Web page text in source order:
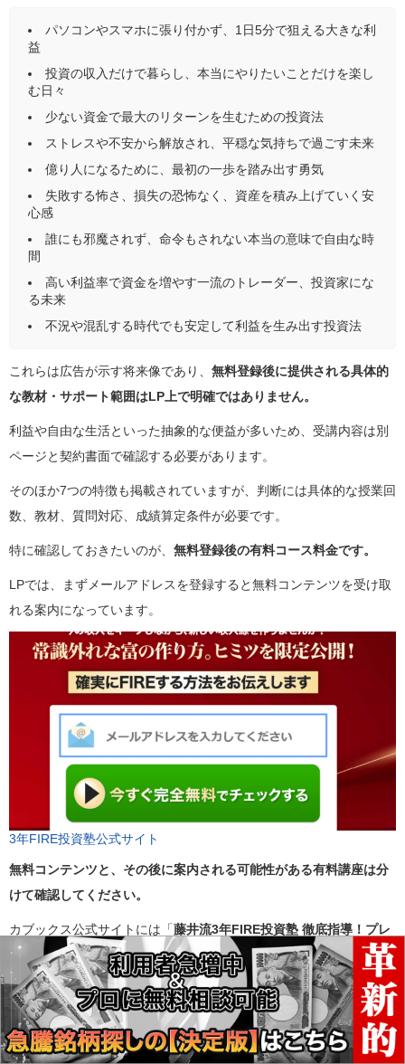
パソコンやスマホに張り付かず、1日5分で狙える大きな利
益
投資の収入だけで暮らし、本当にやりたいことだけを楽し
む日々
少ない資金で最大のリターンを生むための投資法
ストレスや不安から解放され、平穏な気持ちで過ごす未来
億り人になるために、最初の一歩を踏み出す勇気
失敗する怖さ、損失の恐怖なく、資産を積み上げていく安
心感
誰にも邪魔されず、命令もされない本当の意味で自由な時
間
高い利益率で資金を増やす一流のトレーダー、投資家にな
る未来
不況や混乱する時代でも安定して利益を生み出す投資法
これらは広告が示す将来像であり、 無料登録後に提供される具体的
な教材・サポート範囲はLP上で明確ではありません。
利益や自由な生活といった抽象的な便益が多いため、受講内容は別
ページと契約書面で確認する必要があります。
そのほか7つの特徴も掲載されていますが、判断には具体的な授業回
数、教材、質問対応、成績算定条件が必要です。
特に確認しておきたいのが、 無料登録後の有料コース料金です。
LPでは、まずメールアドレスを登録すると無料コンテンツを受け取
れる案内になっています。
3年FIRE投資塾公式サイト
無料コンテンツと、その後に案内される可能性がある有料講座は分
けて確認してください。
カブックス公式サイトには「藤井流3年FIRE投資塾 徹底指導！プレ
ミアムコース（6か月）」の決済ページがあり、2026年7月14日時点
の表示価格は1,097,800円です。